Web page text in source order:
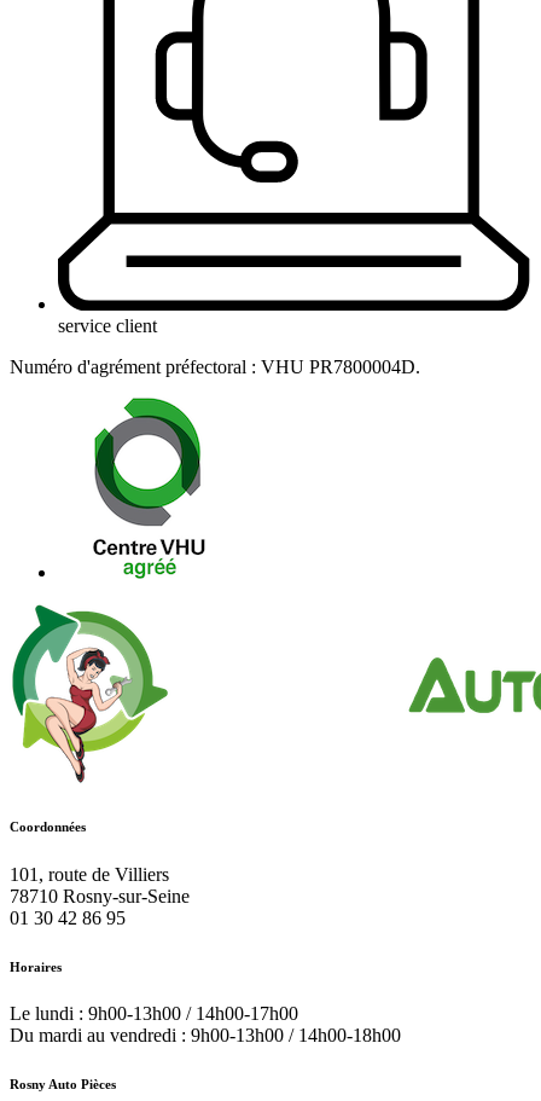
service client
Numéro d'agrément préfectoral : VHU PR7800004D.
Coordonnées
101, route de Villiers
78710 Rosny-sur-Seine
01 30 42 86 95
Horaires
Le lundi : 9h00-13h00 / 14h00-17h00
Du mardi au vendredi : 9h00-13h00 / 14h00-18h00
Rosny Auto Pièces